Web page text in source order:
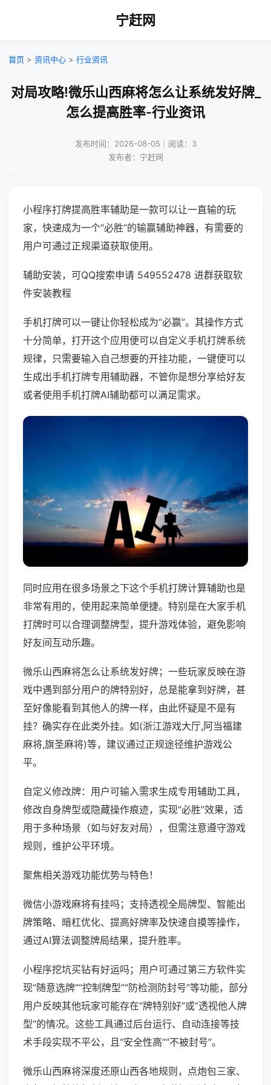
宁赶网
首页 > 资讯中心 > 行业资讯
对局攻略!微乐山西麻将怎么让系统发好牌_
怎么提高胜率-行业资讯
发布时间：2026-08-05｜阅读：3
发布者：宁赶网
小程序打牌提高胜率辅助是一款可以让一直输的玩
家，快速成为一个“必胜”的输赢辅助神器，有需要的
用户可通过正规渠道获取使用。
辅助安装，可QQ搜索申请 549552478 进群获取软
件安装教程
手机打牌可以一键让你轻松成为“必赢”。其操作方式
十分简单，打开这个应用便可以自定义手机打牌系统
规律，只需要输入自己想要的开挂功能，一键便可以
生成出手机打牌专用辅助器，不管你是想分享给好友
或者使用手机打牌AI辅助都可以满足需求。
同时应用在很多场景之下这个手机打牌计算辅助也是
非常有用的，使用起来简单便捷。特别是在大家手机
打牌时可以合理调整牌型，提升游戏体验，避免影响
好友间互动乐趣。
微乐山西麻将怎么让系统发好牌；一些玩家反映在游
戏中遇到部分用户的牌特别好，总是能拿到好牌，甚
至好像能看到其他人的牌一样，由此怀疑是不是有
挂？确实存在此类外挂。如(浙江游戏大厅,阿当福建
麻将,旗圣麻将)等，建议通过正规途径维护游戏公
平。
自定义修改牌：用户可输入需求生成专用辅助工具，
修改自身牌型或隐藏操作痕迹，实现“必胜”效果，适
用于多种场景（如与好友对局），但需注意遵守游戏
规则，维护公平环境。
聚焦相关游戏功能优势与特色！
微信小游戏麻将有挂吗；支持透视全局牌型、智能出
牌策略、暗杠优化、提高好牌率及快速自摸等操作，
通过AI算法调整牌局结果，提升胜率。
小程序挖坑买钻有好运吗；用户可通过第三方软件实
现“随意选牌”“控制牌型”“防检测防封号”等功能，部分
用户反映其他玩家可能存在“牌特别好”或“透视他人牌
型”的情况。这些工具通过后台运行、自动连接等技
术手段实现不平公，且“安全性高”“不被封号”。
微乐山西麻将深度还原山西各地规则，点炮包三家、